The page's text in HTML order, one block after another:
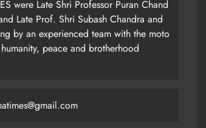
were Late Shri Professor Puran Chand
Late Prof. Shri Subash Chandra and
by an experienced team with the moto
peace and brotherhood